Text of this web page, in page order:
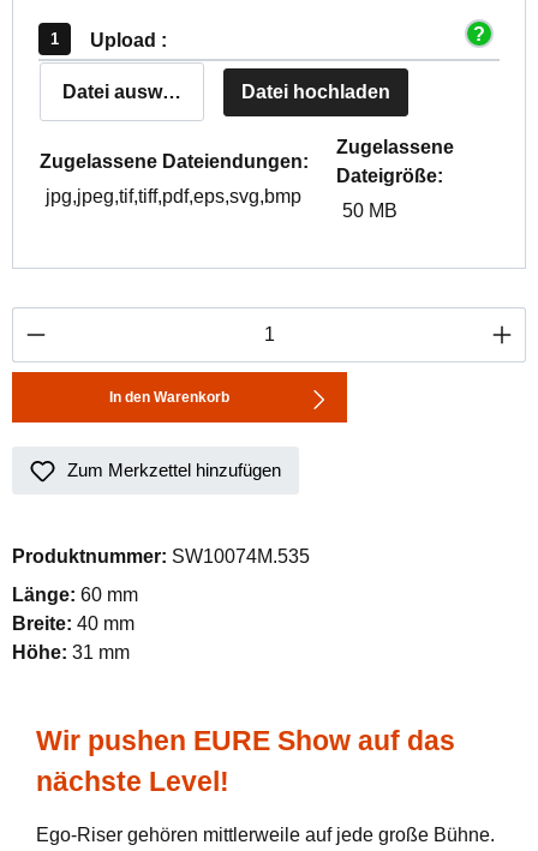
Upload :
Datei auswählen Datei hochladen
Zugelassene Dateiendungen:
jpg,jpeg,tif,tiff,pdf,eps,svg,bmp
Zugelassene
Dateigröße:
50 MB
Produkt Anzahl: Gib den gewünschten
In den Warenkorb
Zum Merkzettel hinzufügen
Produktnummer: SW10074M.535
Länge: 60 mm
Breite: 40 mm
Höhe: 31 mm
Wir pushen EURE Show auf das
nächste Level!
Ego-Riser gehören mittlerweile auf jede große Bühne.